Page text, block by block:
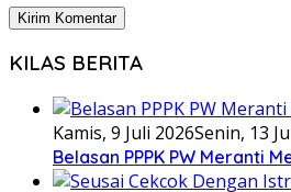
KILAS BERITA
Kamis, 9 Juli 2026Senin, 13
Belasan PPPK PW Meranti